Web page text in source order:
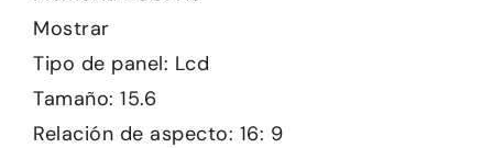
Mostrar
Tipo de panel: Lcd
Tamaño: 15.6
Relación de aspecto: 16: 9